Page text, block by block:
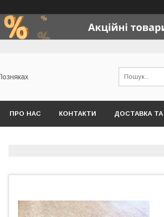
ПРО НАС КОНТАКТИ ДОСТАВКА